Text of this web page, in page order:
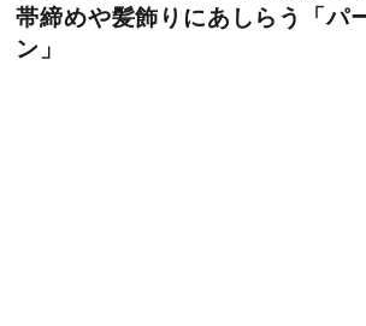
帯締めや髪飾りにあしらう「パ
ン」